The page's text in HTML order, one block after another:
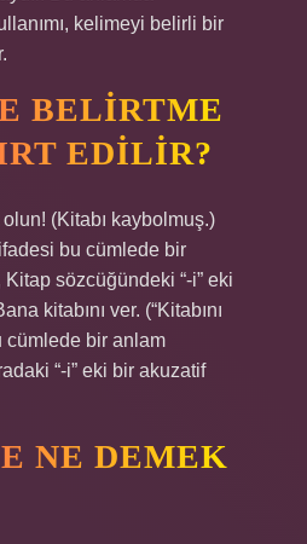
kelimeyi belirli bir
BELIRTME
EDILIR?
(Kitabı kaybolmuş.)
bu cümlede bir
Kitap sözcüğündeki “-i” eki
kitabını ver. (“Kitabını
cümlede bir anlam
“-i” eki bir akuzatif
NE DEMEK